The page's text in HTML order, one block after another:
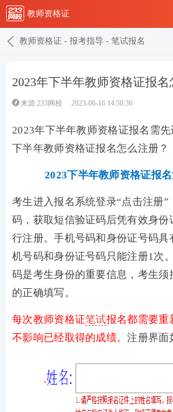
教师资格证
教师资格证 - 报考指导 - 笔试报名
2023年下半年教师资格证报名
来源:233网校 2023-06-16 14:58:36
2023年下半年教师资格证报名需
下半年教师资格证报名怎么注册？
2023下半年教师资格证报
考生进入报名系统登录“点击注册”
码，获取短信验证码后凭有效身份
行注册。手机号码和身份证号码具
机号码和身份证号码只能注册1次
码是考生身份的重要信息，考生须
的正确填写。
每次教师资格证笔试报名都需要重
不影响已经取得的成绩。注册界面